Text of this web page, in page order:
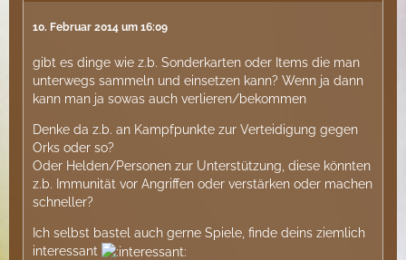
10. Februar 2014 um 16:09
gibt es dinge wie z.b. Sonderkarten oder Items die man
unterwegs sammeln und einsetzen kann? Wenn ja dann
kann man ja sowas auch verlieren/bekommen
Denke da z.b. an Kampfpunkte zur Verteidigung gegen
Orks oder so?
Oder Helden/Personen zur Unterstützung, diese könnten
z.b. Immunität vor Angriffen oder verstärken oder machen
schneller?
Ich selbst bastel auch gerne Spiele, finde deins ziemlich
interessant